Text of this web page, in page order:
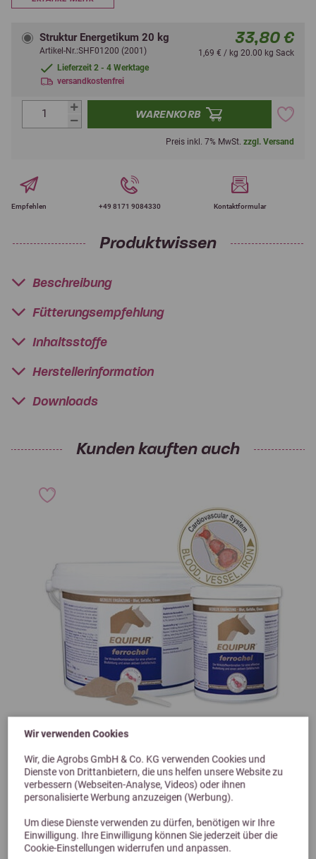
Wir verwenden Cookies
Wir, die Agrobs GmbH & Co. KG verwenden Cookies und
Dienste von Drittanbietern, die uns helfen unsere Website zu
verbessern (Webseiten-Analyse, Videos) oder ihnen
personalisierte Werbung anzuzeigen (Werbung).
Um diese Dienste verwenden zu dürfen, benötigen wir Ihre
Einwilligung. Ihre Einwilligung können Sie jederzeit über die
Cookie-Einstellungen widerrufen und anpassen.
Struktur Energetikum 20 kg
Artikel-Nr.:SHF01200 (2001)
Lieferzeit 2 - 4 Werktage
versandkostenfrei
33,80 €
1,69 € / kg 20.00 kg Sack
WARENKORB
Preis inkl. 7% MwSt. zzgl. Versand
Empfehlen +49 8171 9084330 Kontaktformular
Produktwissen
Beschreibung
Fütterungsempfehlung
Inhaltsstoffe
Herstellerinformation
Downloads
Kunden kauften auch
5,0 (1 Bewertungen)
Vetripharm EQUIPUR ferrochel 1kg
Ergänzungsfutter mit Eisen für Pferde
30,90 €
Previous